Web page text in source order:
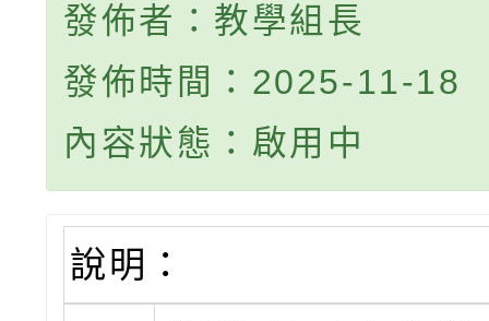
發佈者：教學組長
發佈時間：2025-11-18
內容狀態：啟用中
說明：